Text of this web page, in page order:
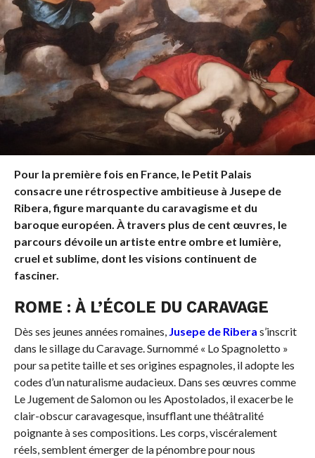
Pour la première fois en France, le Petit Palais
consacre une rétrospective ambitieuse à Jusepe de
Ribera, figure marquante du caravagisme et du
baroque européen. À travers plus de cent œuvres, le
parcours dévoile un artiste entre ombre et lumière,
cruel et sublime, dont les visions continuent de
fasciner.
ROME : À L’ÉCOLE DU CARAVAGE
Dès ses jeunes années romaines, Jusepe de Ribera s’inscrit
dans le sillage du Caravage. Surnommé « Lo Spagnoletto »
pour sa petite taille et ses origines espagnoles, il adopte les
codes d’un naturalisme audacieux. Dans ses œuvres comme
Le Jugement de Salomon ou les Apostolados, il exacerbe le
clair-obscur caravagesque, insufflant une théâtralité
poignante à ses compositions. Les corps, viscéralement
réels, semblent émerger de la pénombre pour nous